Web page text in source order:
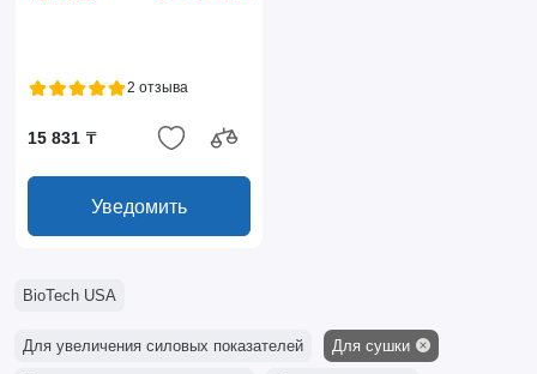
2 отзыва
15 831 ₸
Уведомить
BioTech USA
Для увеличения силовых показателей Для сушки